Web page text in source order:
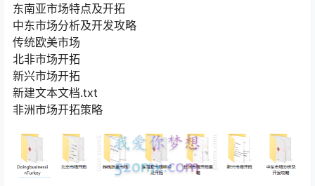
东南亚市场特点及开拓
中东市场分析及开发攻略
传统欧美市场
北非市场开拓
新兴市场开拓
新建文本文档.txt
非洲市场开拓策略